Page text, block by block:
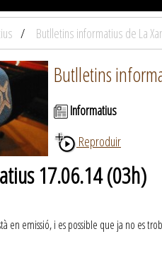
Butlletins informatius de La
Butlletins
Informatius
Reproduir
17.06.14 (03h)
en emissió, i es possible que ja no es